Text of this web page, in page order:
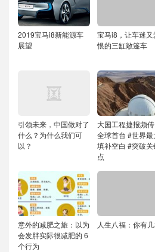
2019宝马i8新能源车
展望
宝马i8，让车迷又
恨的三缸敞篷车
引领未来，中国做对了
什么？为什么我们可
以？
大国工程捷报频
全球首台 #世界最
填补空白 #突破
点
意外的减肥之旅：以为
会发胖实际很减肥的 6
个行为
人生八福：你有